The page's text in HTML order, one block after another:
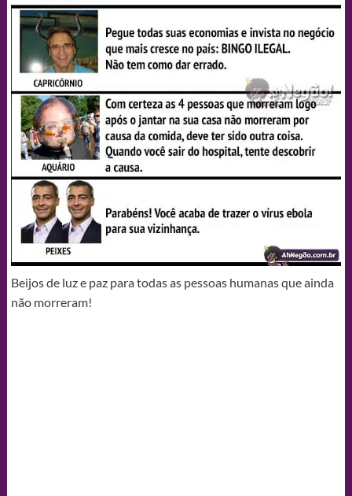
Beijos de luz e paz para todas as pessoas humanas que ainda
não morreram!